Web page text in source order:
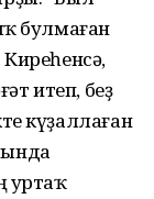
булмаған
итеп, беҙ
күҙаллаған
уртаҡ